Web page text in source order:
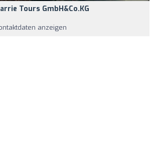
Tours GmbH&Co.KG
anzeigen